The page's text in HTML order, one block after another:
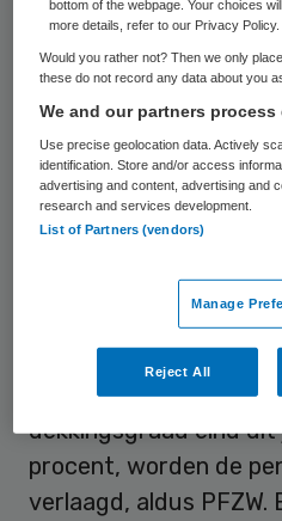
vermogen van PFZW
de pensioenen die nu
moeten worden
Meerdere
PFZW, waarschuwden
pensioenverlagingen
rentes bijna niet meer
er straks gekort moet
het niveau van de
einde van dit jaar. Als
dekkingsgraad eind
procent, worden de
verlaagd, aldus PFZW.
bottom of the webpage. Your choices
more details, refer to our Privacy Policy.
Would you rather not? Then we only
these do not record any data about you
We and our partners
Use precise geolocation data. Actively
identification. Store and/or access
advertising and content, advertising and
research and services development.
List of Partners (vendors)
Manage
Reject All